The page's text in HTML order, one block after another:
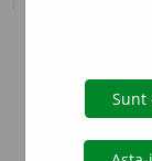
info